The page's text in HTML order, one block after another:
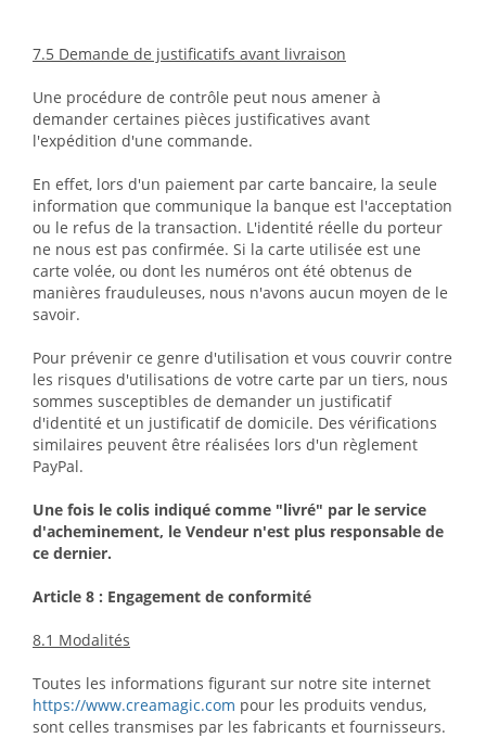
7.5 Demande de justificatifs avant livraison
Une procédure de contrôle peut nous amener à
demander certaines pièces justificatives avant
l'expédition d'une commande.
En effet, lors d'un paiement par carte bancaire, la seule
information que communique la banque est l'acceptation
ou le refus de la transaction. L'identité réelle du porteur
ne nous est pas confirmée. Si la carte utilisée est une
carte volée, ou dont les numéros ont été obtenus de
manières frauduleuses, nous n'avons aucun moyen de le
savoir.
Pour prévenir ce genre d'utilisation et vous couvrir contre
les risques d'utilisations de votre carte par un tiers, nous
sommes susceptibles de demander un justificatif
d'identité et un justificatif de domicile. Des vérifications
similaires peuvent être réalisées lors d'un règlement
PayPal.
Une fois le colis indiqué comme "livré" par le service
d'acheminement, le Vendeur n'est plus responsable de
ce dernier.
Article 8 : Engagement de conformité
8.1 Modalités
Toutes les informations figurant sur notre site internet
https://www.creamagic.com pour les produits vendus,
sont celles transmises par les fabricants et fournisseurs.